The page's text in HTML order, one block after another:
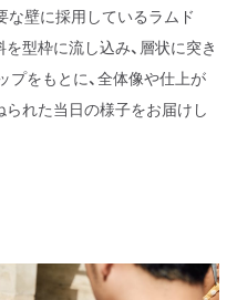
な壁に採用しているラムド
を型枠に流し込み、層状に突き
プをもとに、全体像や仕上が
れた当日の様子をお届けし